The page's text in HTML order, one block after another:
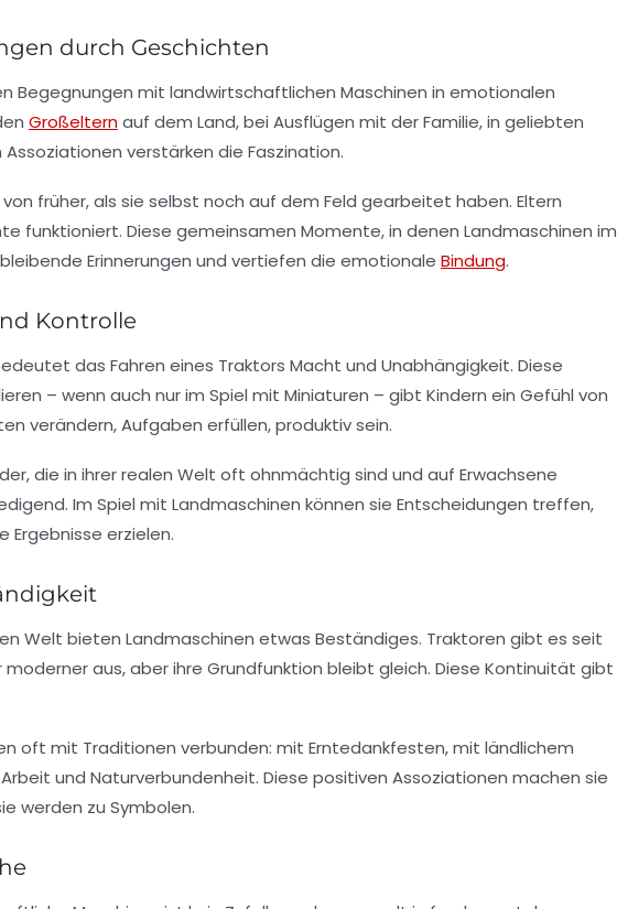
durch Geschichten
Begegnungen mit landwirtschaftlichen Maschinen in emotionalen
Großelternauf dem Land, bei Ausflügen mit der Familie, in geliebten
verstärken die Faszination.
früher, als sie selbst noch auf dem Feld gearbeitet haben. Eltern
funktioniert. Diese gemeinsamen Momente, in denen Landmaschinen im
Erinnerungen und vertiefen die emotionale Bindung.
Kontrolle
das Fahren eines Traktors Macht und Unabhängigkeit. Diese
– wenn auch nur im Spiel mit Miniaturen – gibt Kindern ein Gefühl von
verändern, Aufgaben erfüllen, produktiv sein.
die in ihrer realen Welt oft ohnmächtig sind und auf Erwachsene
Im Spiel mit Landmaschinen können sie Entscheidungen treffen,
Ergebnisse erzielen.
Welt bieten Landmaschinen etwas Beständiges. Traktoren gibt es seit
aus, aber ihre Grundfunktion bleibt gleich. Diese Kontinuität gibt
oft mit Traditionen verbunden: mit Erntedankfesten, mit ländlichem
und Naturverbundenheit. Diese positiven Assoziationen machen sie
werden zu Symbolen.